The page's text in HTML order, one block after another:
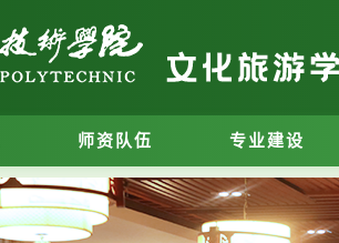
师资队伍 专业建设